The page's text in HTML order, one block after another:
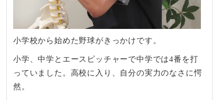
小学校から始めた野球がきっかけです。
小学、中学とエースピッチャーで中学では4番を打
っていました。高校に入り、自分の実力のなさに愕
然。